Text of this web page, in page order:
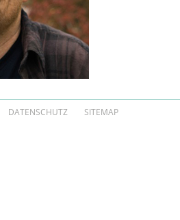
DATENSCHUTZ SITEMAP